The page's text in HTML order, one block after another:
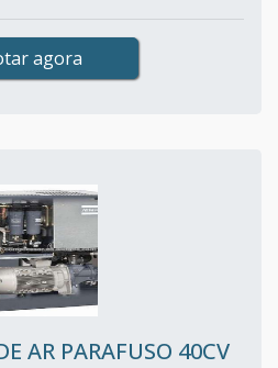
agora
AR PARAFUSO 40CV